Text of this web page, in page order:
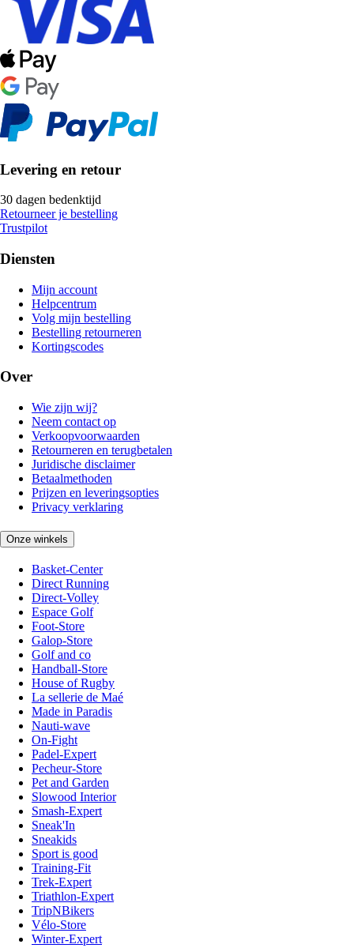
Levering en retour
30 dagen bedenktijd
Retourneer je bestelling
Trustpilot
Diensten
Mijn account
Helpcentrum
Volg mijn bestelling
Bestelling retourneren
Kortingscodes
Over
Wie zijn wij?
Neem contact op
Verkoopvoorwaarden
Retourneren en terugbetalen
Juridische disclaimer
Betaalmethoden
Prijzen en leveringsopties
Privacy verklaring
Onze winkels
Basket-Center
Direct Running
Direct-Volley
Espace Golf
Foot-Store
Galop-Store
Golf and co
Handball-Store
House of Rugby
La sellerie de Maé
Made in Paradis
Nauti-wave
On-Fight
Padel-Expert
Pecheur-Store
Pet and Garden
Slowood Interior
Smash-Expert
Sneak'In
Sneakids
Sport is good
Training-Fit
Trek-Expert
Triathlon-Expert
TripNBikers
Vélo-Store
Winter-Expert